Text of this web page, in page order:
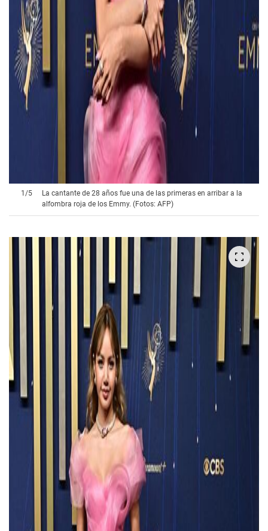
1 /5
La cantante de 28 años fue una de las primeras en arribar a la
alfombra roja de los Emmy. (Fotos: AFP)